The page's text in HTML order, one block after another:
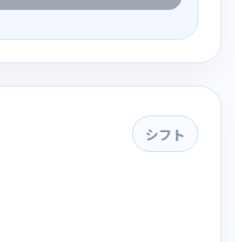
シフト